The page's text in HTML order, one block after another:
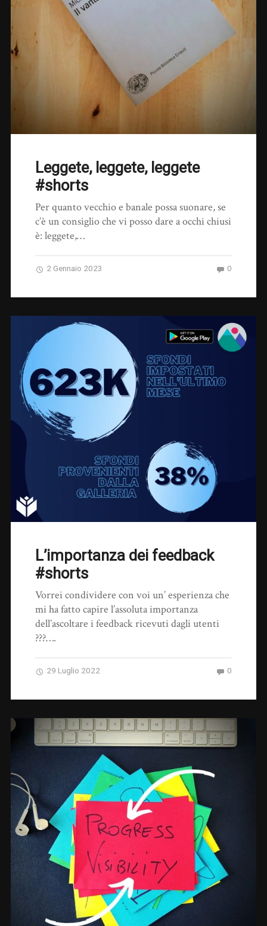
Leggete, leggete, leggete
#shorts
Per quanto vecchio e banale possa suonare, se
c’è un consiglio che vi posso dare a occhi chiusi
è: leggete,…
2 Gennaio 2023 0
L’importanza dei feedback
#shorts
Vorrei condividere con voi un’ esperienza che
mi ha fatto capire l’assoluta importanza
dell’ascoltare i feedback ricevuti dagli utenti
???….
29 Luglio 2022 0